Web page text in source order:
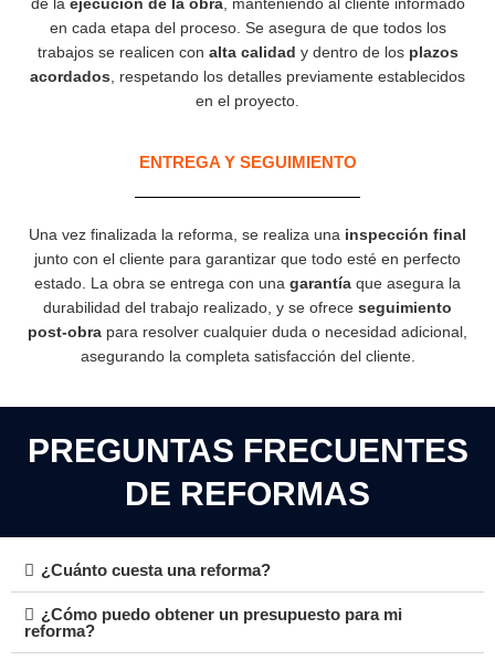
en cada etapa del proceso. Se asegura de que todos los
trabajos se realicen con alta calidad y dentro de los plazos
acordados , respetando los detalles previamente establecidos
en el proyecto.
ENTREGA Y SEGUIMIENTO
Una vez finalizada la reforma, se realiza una inspección final
junto con el cliente para garantizar que todo esté en perfecto
estado. La obra se entrega con una garantía que asegura la
durabilidad del trabajo realizado, y se ofrece seguimiento
post-obra para resolver cualquier duda o necesidad adicional,
asegurando la completa satisfacción del cliente.
PREGUNTAS FRECUENTES
DE REFORMAS
¿Cuánto cuesta una reforma?
¿Cómo puedo obtener un presupuesto para mi
reforma?